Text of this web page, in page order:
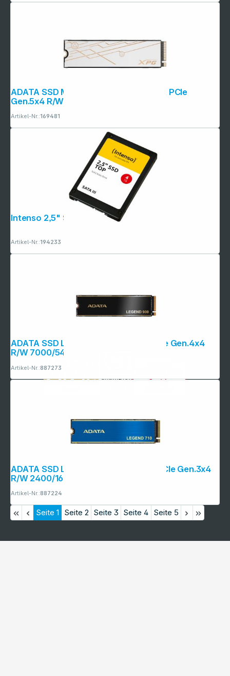
ADATA SSD MARS 980 BLADE 1TB M.2 PCIe
Gen.5x4 R/W 14000/10000
Artikel-Nr.:169481
Intenso 2,5" SSD TOP 4TB SATA III
Artikel-Nr.:194233
ADATA SSD LEGEND 900 2TB M.2 PCIe Gen.4x4
R/W 7000/5400
Artikel-Nr.:887273
ADATA SSD LEGEND 710 512GB M.2 PCIe Gen.3x4
R/W 2400/1600
Artikel-Nr.:887224
Seite 1 Seite 2 Seite 3 Seite 4 Seite 5
Copyright © 2001 - 2026 dexxIT. Alle Rechte vorbehalten.